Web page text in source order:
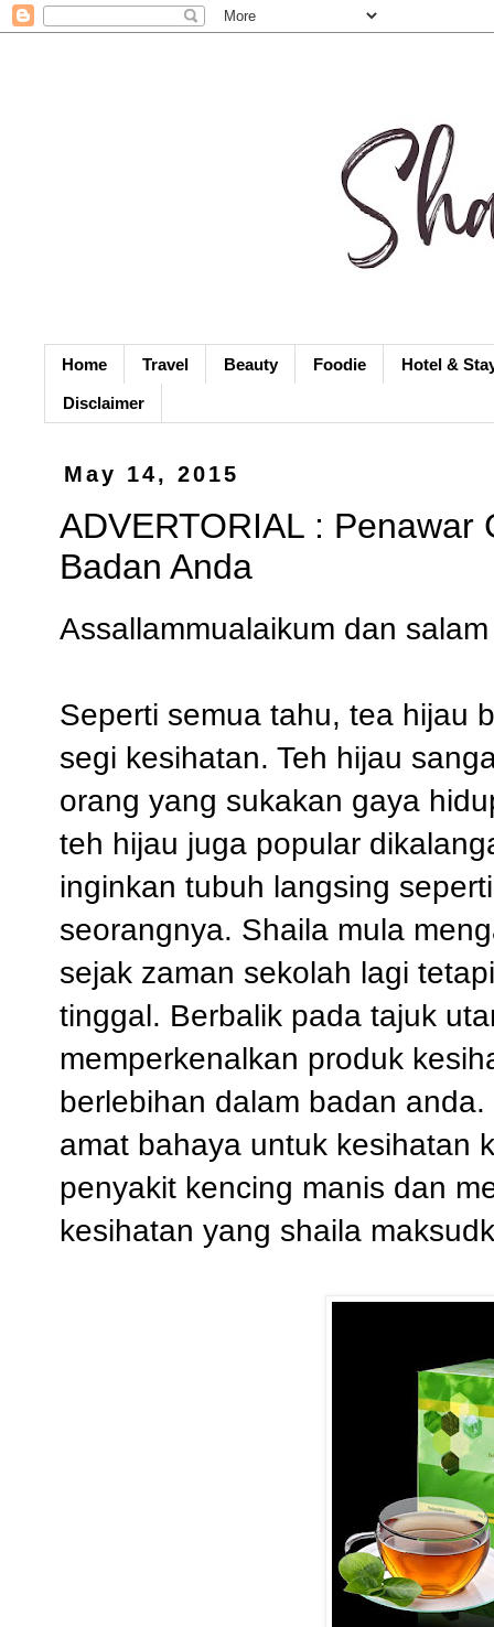
Home Travel Beauty Foodie Hotel &
Disclaimer
May 14, 2015
ADVERTORIAL : Penawar
Badan Anda
Assallammualaikum dan
Seperti semua tahu, tea hijau
segi kesihatan. Teh hijau
orang yang sukakan gaya
teh hijau juga popular
inginkan tubuh langsing
seorangnya. Shaila mula
sejak zaman sekolah lagi
tinggal. Berbalik pada tajuk
memperkenalkan produk
berlebihan dalam badan
amat bahaya untuk kesihatan
penyakit kencing manis dan
kesihatan yang shaila